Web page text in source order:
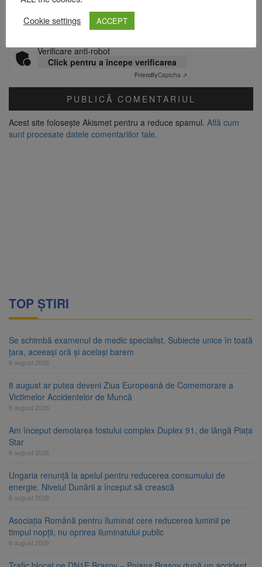
Verificare anti-robot
Click pentru a începe verificarea
FriendlyCaptcha ⇗
Acest site folosește Akismet pentru a reduce spamul. Află cum
sunt procesate datele comentariilor tale.
TOP ȘTIRI
Se schimbă examenul de medic specialist. Subiecte unice în toată
țara, aceeași oră și același barem
8 august 2026
8 august ar putea deveni Ziua Europeană de Comemorare a
Victimelor Accidentelor de Muncă
8 august 2026
Am început demolarea fostului complex Duplex 91, de lângă Piața
Star
8 august 2026
Ungaria renunță la apelul pentru reducerea consumului de
energie. Nivelul Dunării a început să crească
8 august 2026
Asociația Română pentru Iluminat cere reducerea luminii pe
timpul nopții, nu oprirea iluminatului public
8 august 2026
Cookie settings
ACCEPT